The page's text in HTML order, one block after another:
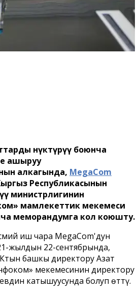
өнүктүрүү боюнча
ашыруу
алкагында, MegaCom
Республикасынын
министрлигинин
мамлекеттик мекемеси
меморандумга кол коюшту.
иш чара MegaCom'дун
жылдын 22-сентябрында,
башкы директору Азат
мекемесинин директору
катышуусунда болуп өттү.